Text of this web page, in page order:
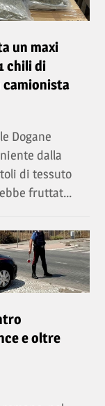
un maxi
chili di
Dogane
dalla
di tessuto
fruttat...
e oltre